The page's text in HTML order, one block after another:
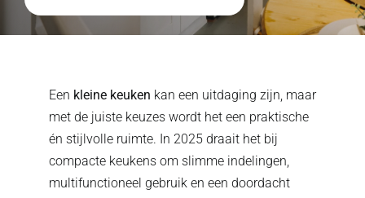
Een kleine keuken kan een uitdaging zijn, maar
met de juiste keuzes wordt het een praktische
én stijlvolle ruimte. In 2025 draait het bij
compacte keukens om slimme indelingen,
multifunctioneel gebruik en een doordacht